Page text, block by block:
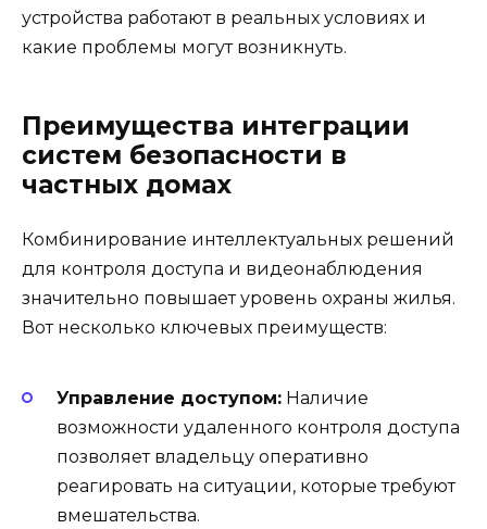
устройства работают в реальных условиях и
какие проблемы могут возникнуть.
Преимущества интеграции
систем безопасности в
частных домах
Комбинирование интеллектуальных решений
для контроля доступа и видеонаблюдения
значительно повышает уровень охраны жилья.
Вот несколько ключевых преимуществ:
Управление доступом: Наличие
возможности удаленного контроля доступа
позволяет владельцу оперативно
реагировать на ситуации, которые требуют
вмешательства.